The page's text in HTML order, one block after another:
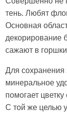
тень. Любят
Основная
декорирование
сажают в
Для сохранения
минеральное
помогает
С той же целью